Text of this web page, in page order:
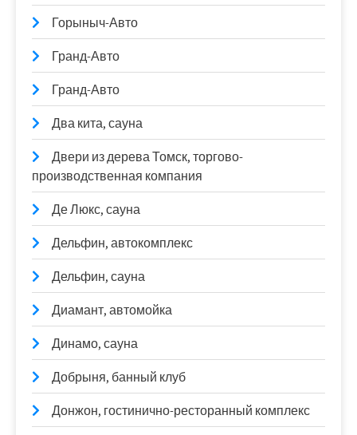
Горыныч-Авто
Гранд-Авто
Гранд-Авто
Два кита, сауна
Двери из дерева Томск, торгово-
производственная компания
Де Люкс, сауна
Дельфин, автокомплекс
Дельфин, сауна
Диамант, автомойка
Динамо, сауна
Добрыня, банный клуб
Донжон, гостинично-ресторанный комплекс